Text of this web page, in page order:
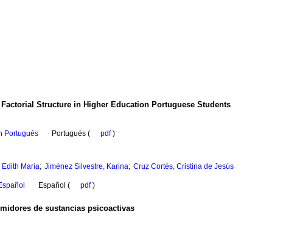
Structure in Higher Education Portuguese Students
Portugués · Portugués ( pdf)
Edith María; Jiménez Silvestre, Karina; Cruz Cortés, Cristina de Jesús
· Español ( pdf)
de sustancias psicoactivas